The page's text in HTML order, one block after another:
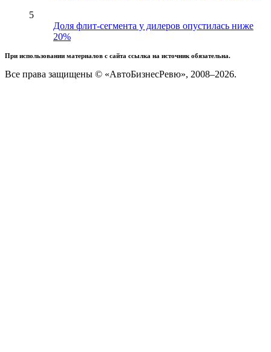
5
Доля флит-сегмента у дилеров опустилась ниже
20%
При использовании материалов с сайта ссылка на источник обязательна.
Все права защищены © «АвтоБизнесРевю», 2008–2026.